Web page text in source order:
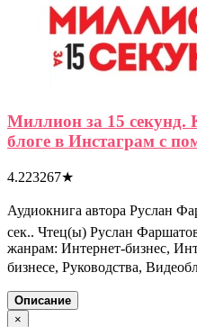
Миллион за 15 секунд.
блоге в Инстаграм с
4.223267★
Аудиокнига автора Руслан
сек.. Чтец(ы) Руслан
жанрам: Интернет-бизнес,
бизнесе, Руководства,
Описание
×